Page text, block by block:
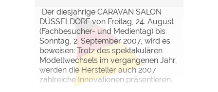
Der diesjährige CARAVAN SALON
DÜSSELDORF von Freitag, 24. August
(Fachbesucher- und Medientag) bis
Sonntag, 2. September 2007, wird es
beweisen: Trotz des spektakulären
Modellwechsels im vergangenen Jahr,
werden die Hersteller auch 2007
zahlreiche Innovationen präsentieren.